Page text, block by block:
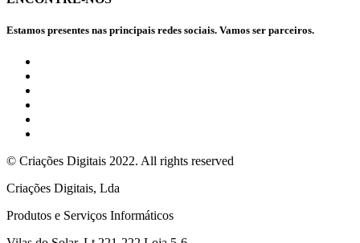
Estamos presentes nas principais redes sociais. Vamos ser parceiros.
© Criações Digitais 2022. All rights reserved
Criações Digitais, Lda
Produtos e Serviços Informáticos